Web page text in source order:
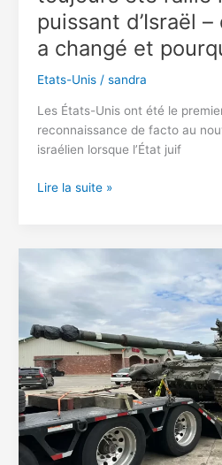
puissant d’Israël
a changé et
Etats-Unis/ sandra
Les États-Unis ont été le
reconnaissance de facto au
israélien lorsque l’État juif
Les
été
l’allié
le
plus
puissant
d’Israël
–
qu’est-
ce
Lire la suite »